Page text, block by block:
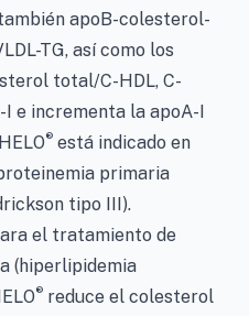
apoB-colesterol-
TG, así como los
total/C-HDL, C-
I e incrementa la apoA-I
® está indicado en
primaria
tipo III).
el tratamiento de
(hiperlipidemia
® reduce el colesterol